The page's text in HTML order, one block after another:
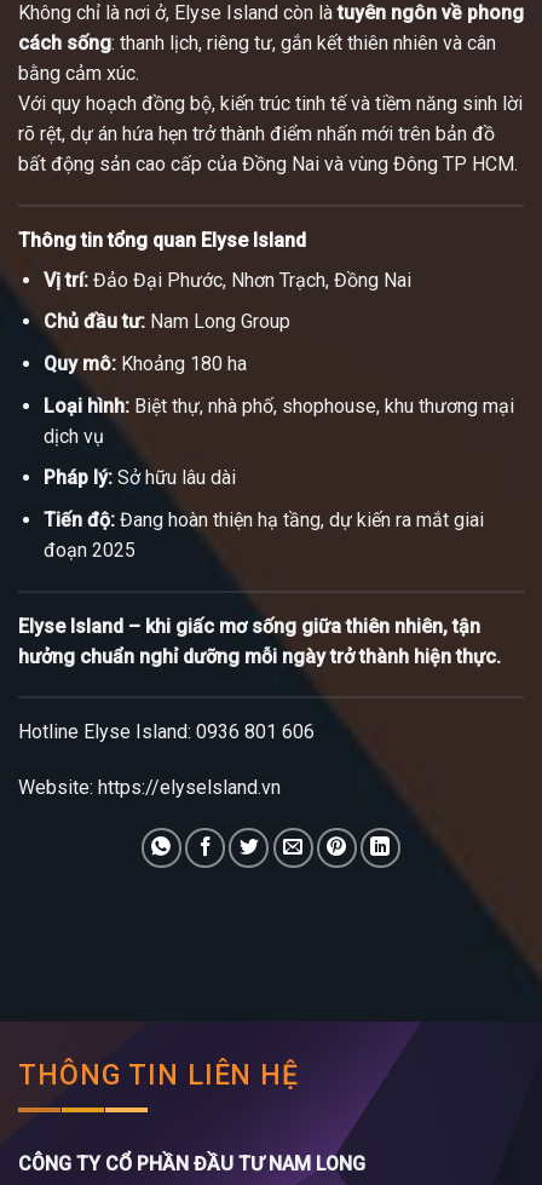
Không chỉ là nơi ở, Elyse Island còn làtuyên ngôn về phong
cách sống: thanh lịch, riêng tư, gắn kết thiên nhiên và cân
bằng cảm xúc.
Với quy hoạch đồng bộ, kiến trúc tinh tế và tiềm năng sinh lời
rõ rệt, dự án hứa hẹn trở thành điểm nhấn mới trên bản đồ
bất động sản cao cấp của Đồng Nai và vùng Đông TP HCM.
Thông tin tổng quan Elyse Island
Vị trí:Đảo Đại Phước, Nhơn Trạch, Đồng Nai
Chủ đầu tư:Nam Long Group
Quy mô:Khoảng 180 ha
Loại hình:Biệt thự, nhà phố, shophouse, khu thương mại
dịch vụ
Pháp lý:Sở hữu lâu dài
Tiến độ:Đang hoàn thiện hạ tầng, dự kiến ra mắt giai
đoạn 2025
Elyse Island – khi giấc mơ sống giữa thiên nhiên, tận
hưởng chuẩn nghỉ dưỡng mỗi ngày trở thành hiện thực.
Hotline Elyse Island: 0936 801 606
Website: https://elyselsland.vn
THÔNG TIN LIÊN HỆ
CÔNG TY CỔ PHẦN ĐẦU TƯ NAM LONG